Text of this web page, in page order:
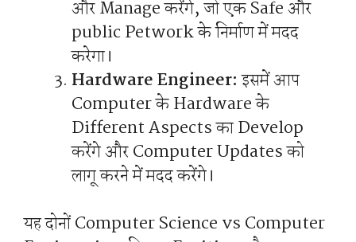
और Manage करेंगे, जो एक Safe और
public Petwork के निर्माण में मदद
करेगा।
Hardware Engineer:इसमें आप
Computer के Hardware के
Different Aspects का Develop
करेंगे और Computer Updates को
लागू करने में मदद करेंगे।
यह दोनों Computer Science vs Computer